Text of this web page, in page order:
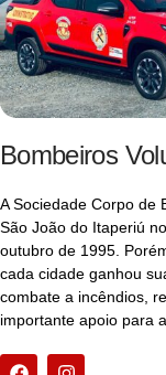
Bombeiros
A Sociedade Corpo de
São João do Itaperiú
outubro de 1995.
cada cidade ganhou
combate a incêndios,
importante apoio para